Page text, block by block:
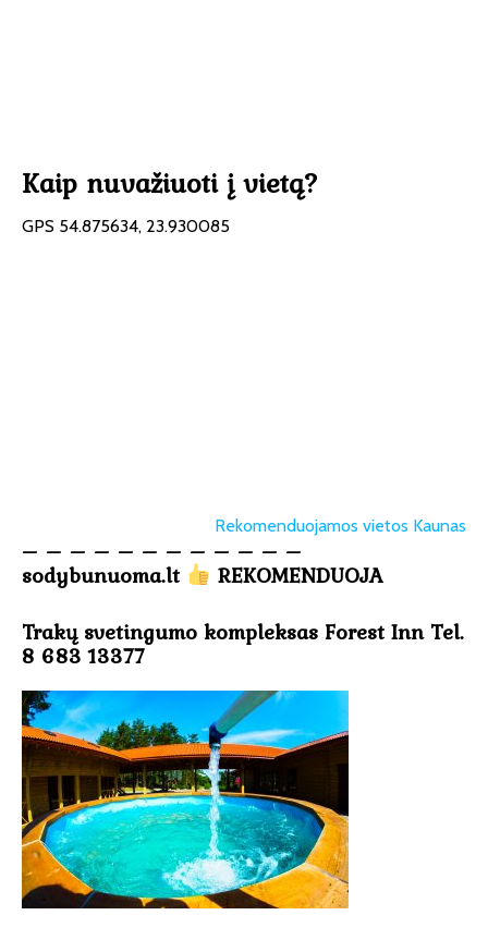
Kaip nuvažiuoti į vietą?
GPS 54.875634, 23.930085
Rekomenduojamos vietos Kaunas
– – – – – – – – – – – –
sodybunuoma.lt
REKOMENDUOJA
Trakų svetingumo kompleksas Forest Inn Tel.
8 683 13377